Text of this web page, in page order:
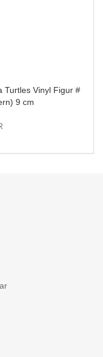
Turtles Vinyl Figur #
9 cm